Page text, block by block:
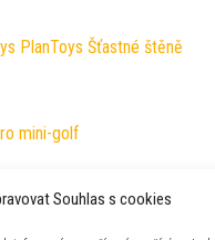
Souhlas s cookies
PlanToys Šťastné štěně
mini-golf